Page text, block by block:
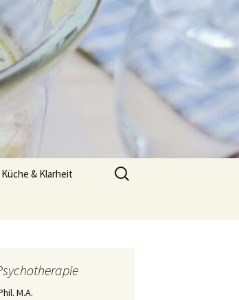
Küche & Klarheit
Waldbaden
Suchen
nach:
M.A.